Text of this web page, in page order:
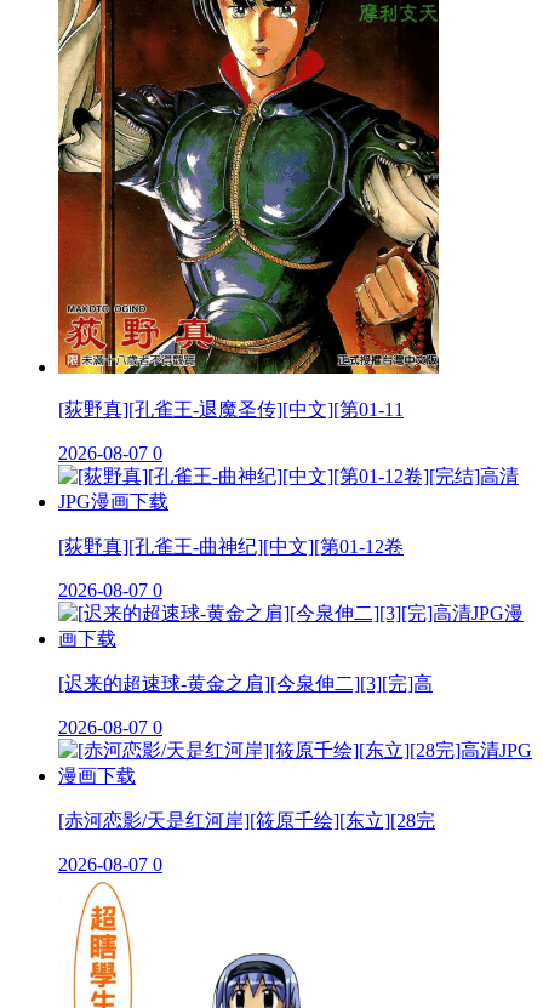
[荻野真][孔雀王-退魔圣传][中文][第01-11
2026-08-07 0
[荻野真][孔雀王-曲神纪][中文][第01-12卷
2026-08-07 0
[迟来的超速球-黄金之肩][今泉伸二][3][完]高
2026-08-07 0
[赤河恋影/天是红河岸][筱原千绘][东立][28完
2026-08-07 0